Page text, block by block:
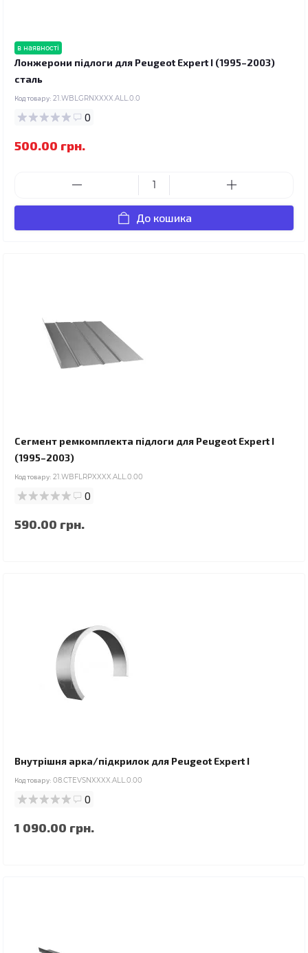
в наявності
Лонжерони підлоги для Peugeot Expert I (1995–2003)
сталь
Код товару: 21.WBLGRNXXXX.ALL.0.0
0
500.00 грн.
До кошика
Сегмент ремкомплекта підлоги для Peugeot Expert I
(1995–2003)
Код товару: 21.WBFLRPXXXX.ALL.0.00
0
590.00 грн.
Внутрішня арка/підкрилок для Peugeot Expert I
Код товару: 08.CTEVSNXXXX.ALL.0.00
0
1 090.00 грн.